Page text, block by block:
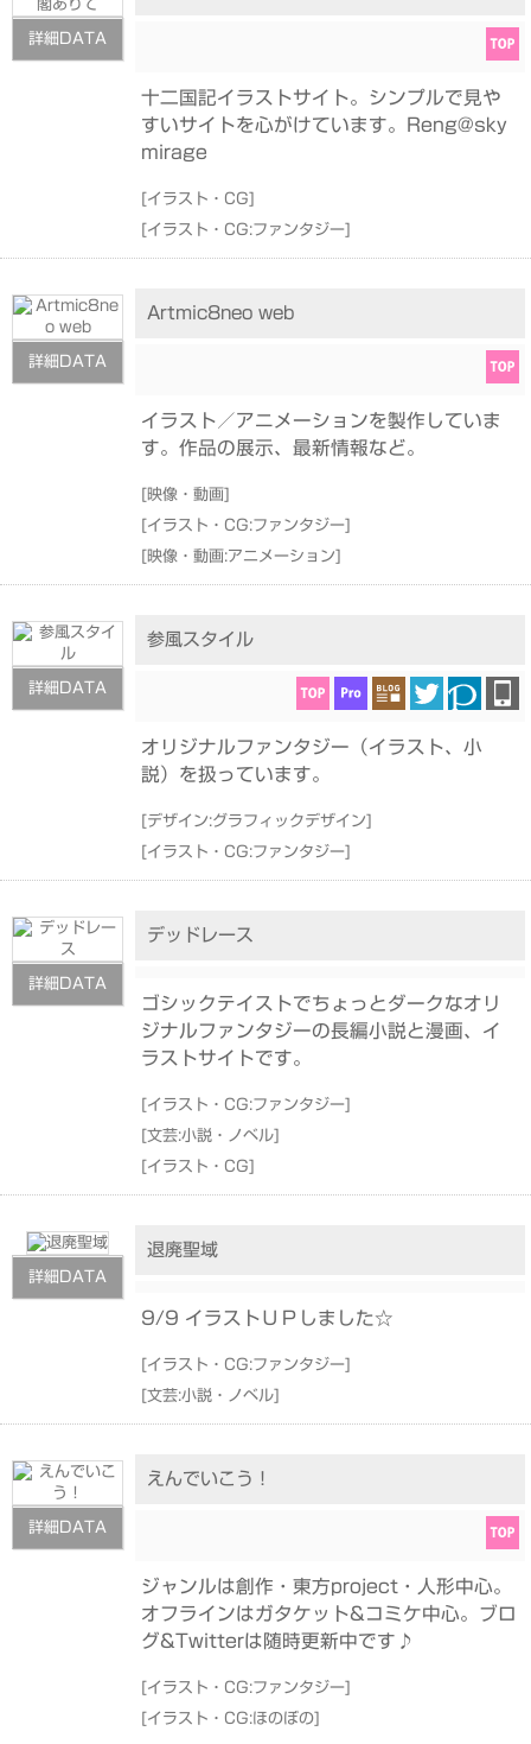
詳細DATA
十二国記イラストサイト。シンプルで見や
すいサイトを心がけています。Reng@sky
mirage
[イラスト・CG]
[イラスト・CG:ファンタジー]
詳細DATA
Artmic8neo web
イラスト／アニメーションを製作していま
す。作品の展示、最新情報など。
[映像・動画]
[イラスト・CG:ファンタジー]
[映像・動画:アニメーション]
詳細DATA
参風スタイル
オリジナルファンタジー（イラスト、小
説）を扱っています。
[デザイン:グラフィックデザイン]
[イラスト・CG:ファンタジー]
詳細DATA
デッドレース
ゴシックテイストでちょっとダークなオリ
ジナルファンタジーの長編小説と漫画、イ
ラストサイトです。
[イラスト・CG:ファンタジー]
[文芸:小説・ノベル]
[イラスト・CG]
詳細DATA
退廃聖域
9/9 イラストＵＰしました☆
[イラスト・CG:ファンタジー]
[文芸:小説・ノベル]
詳細DATA
えんでいこう！
ジャンルは創作・東方project・人形中心。
オフラインはガタケット&コミケ中心。ブロ
グ&Twitterは随時更新中です♪
[イラスト・CG:ファンタジー]
[イラスト・CG:ほのぼの]